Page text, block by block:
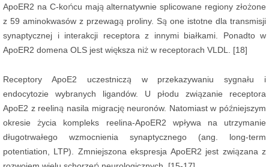
ApoER2 na C-końcu mają alternatywnie splicowane regiony złożone
z 59 aminokwasów z przewagą proliny. Są one istotne dla transmisji
synaptycznej i interakcji receptora z innymi białkami. Ponadto w
ApoER2 domena OLS jest większa niż w receptorach VLDL. [18]
Receptory ApoE2 uczestniczą w przekazywaniu sygnału i
endocytozie wybranych ligandów. U płodu związanie receptora
ApoE2 z reeliną nasila migrację neuronów. Natomiast w późniejszym
okresie życia kompleks reelina-ApoER2 wpływa na utrzymanie
długotrwałego wzmocnienia synaptycznego (ang. long-term
potentiation, LTP). Zmniejszona ekspresja ApoER2 jest związana z